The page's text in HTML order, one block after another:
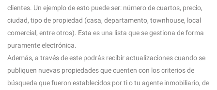
clientes. Un ejemplo de esto puede ser: número de cuartos, precio,
ciudad, tipo de propiedad (casa, departamento, townhouse, local
comercial, entre otros). Esta es una lista que se gestiona de forma
puramente electrónica.
Además, a través de este podrás recibir actualizaciones cuando se
publiquen nuevas propiedades que cuenten con los criterios de
búsqueda que fueron establecidos por ti o tu agente inmobiliario, de